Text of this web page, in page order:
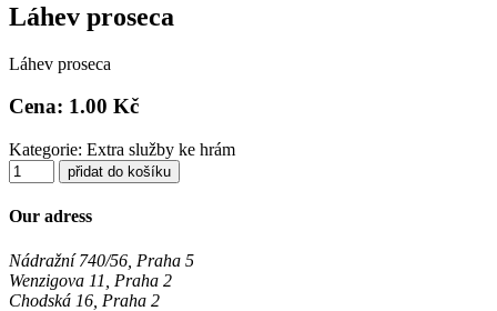
Láhev proseca
Láhev proseca
Cena: 1.00 Kč
Kategorie: Extra služby ke hrám
přidat do košíku
Our adress
Nádražní 740/56, Praha 5
Wenzigova 11, Praha 2
Chodská 16, Praha 2